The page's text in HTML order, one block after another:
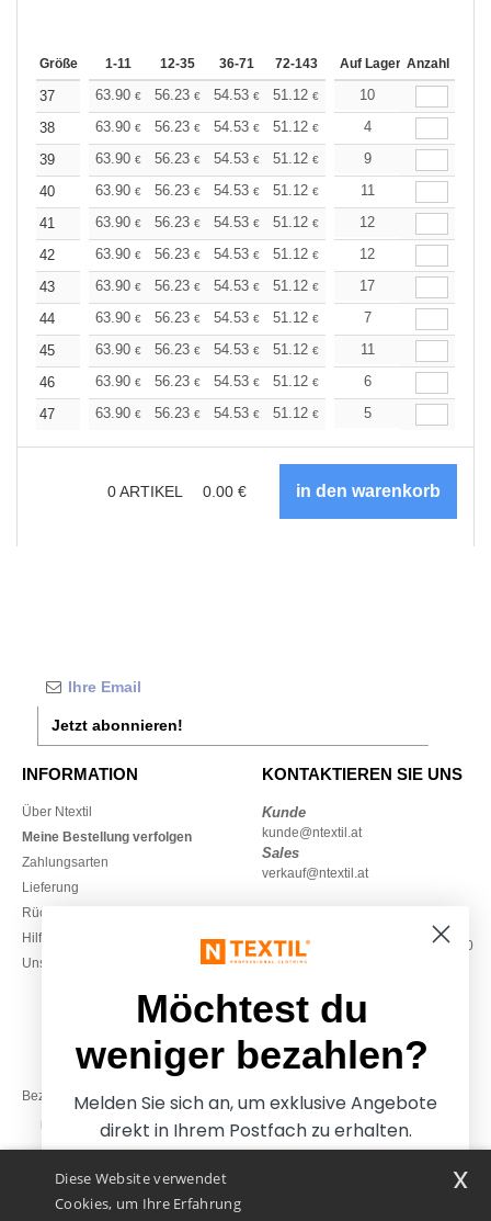
Größe 1-11 12-35 36-71 72-143 144-287 288 +
Auf Lager Anzahl
37 63.90 € 56.23 € 54.53 € 51.12 € 48.57€
10
38
63.90 € 56.23 € 54.53 € 51.12 € 48.57
4
39
63.90 € 56.23 € 54.53 € 51.12 € 48.57
9
40
63.90 € 56.23 € 54.53 € 51.12 € 48.57€
11
41
63.90 € 56.23 € 54.53 € 51.12 € 48.57€
12
42
63.90 € 56.23 € 54.53 € 51.12 € 48.57€
12
43
63.90 € 56.23 € 54.53 € 51.12 € 48.57€
17
44
63.90 € 56.23 € 54.53 € 51.12 € 48.57
7
45
63.90 € 56.23 € 54.53 € 51.12 € 48.57€
11
46
63.90 € 56.23 € 54.53 € 51.12 € 48.57
6
47
63.90 € 56.23 € 54.53 € 51.12 € 48.57
5
0ARTIKEL 0.00 €
Jetzt abonnieren!
INFORMATION
Über Ntextil
Meine Bestellung verfolgen
Zahlungsarten
Lieferung
Rückerstattungen / Rückgaben
Hilfe & FAQs
Unsere Engagements
KONTAKTIEREN SIE UNS
Kunde
kunde@ntextil.at
Sales
verkauf@ntextil.at
Montag – Donnerstag: 10:00–13:00
& 14:00–17:30
Freitag: 10:00–14:00
Bezahlung mit
Unsere Paketzusteller
Diese Website verwendet
Cookies, um Ihre Erfahrung
x
Möchtest du
weniger bezahlen?
Melden Sie sich an, um exklusive Angebote
direkt in Ihrem Postfach zu erhalten.